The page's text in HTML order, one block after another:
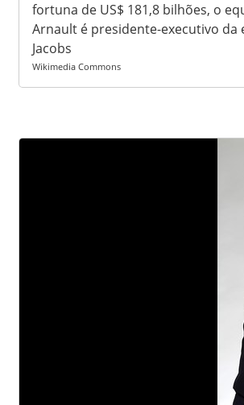
fortuna de US$ 181,8 bilhões, o
Arnault é presidente-executivo da
Jacobs
Wikimedia Commons